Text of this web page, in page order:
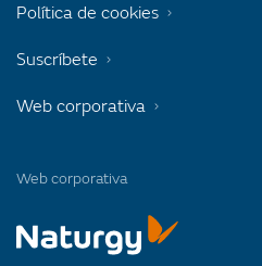
Web corporativa
Política de cookies
Suscríbete
Web corporativa